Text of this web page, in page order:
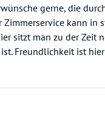
gerne, die
Zimmerservice kann
sitzt man zu der Zeit
Freundlichkeit ist